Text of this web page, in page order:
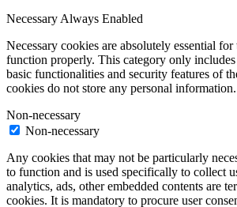
NecessaryAlways Enabled
Necessary cookies are absolutely essential
function properly. This category only includes
basic functionalities and security features of
cookies do not store any personal information.
Non-necessary
Non-necessary
Any cookies that may not be particularly
to function and is used specifically to collect
analytics, ads, other embedded contents are
cookies. It is mandatory to procure user